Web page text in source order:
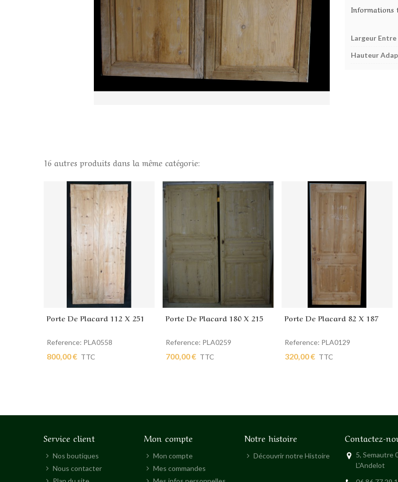
Informations
Largeur Entre
Hauteur
16 autres produits dans la même catégorie:
Ajouter au panier
Porte De Placard 112 X 251
Reference: PLA0558
800,00 € TTC
Ajouter au panier
Porte De Placard 180 X 215
Reference: PLA0259
700,00 € TTC
Ajouter au panier
Porte De Placard 82 X 187
Reference: PLA0129
320,00 € TTC
Service client
Nos boutiques
Nous contacter
Mon compte
Mon compte
Mes commandes
Notre histoire
Découvrir notre Histoire
Contactez-
5, Semautre
L'Andelot